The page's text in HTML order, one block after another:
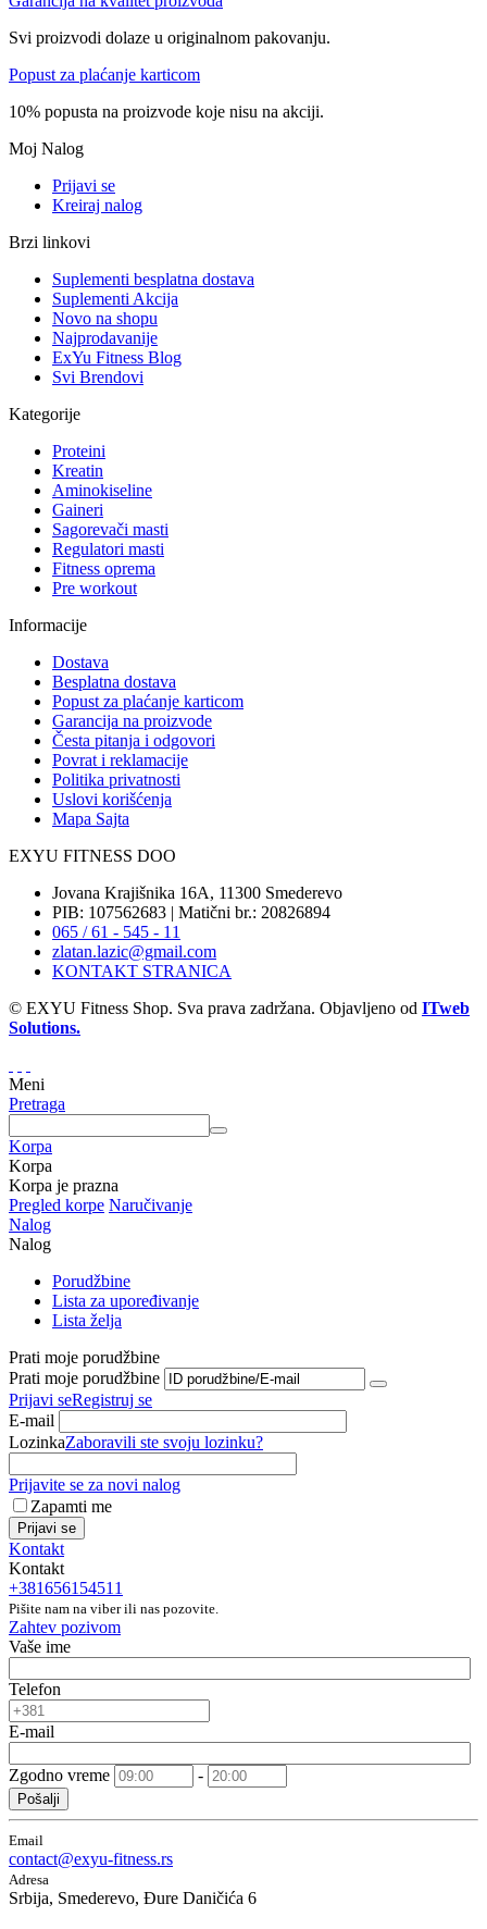
Svi proizvodi dolaze u originalnom pakovanju.
Popust za plaćanje karticom
10% popusta na proizvode koje nisu na akciji.
Moj Nalog
Prijavi se
Kreiraj nalog
Brzi linkovi
Suplementi besplatna dostava
Suplementi Akcija
Novo na shopu
Najprodavanije
ExYu Fitness Blog
Svi Brendovi
Kategorije
Proteini
Kreatin
Aminokiseline
Gaineri
Sagorevači masti
Regulatori masti
Fitness oprema
Pre workout
Informacije
Dostava
Besplatna dostava
Popust za plaćanje karticom
Garancija na proizvode
Česta pitanja i odgovori
Povrat i reklamacije
Politika privatnosti
Uslovi korišćenja
Mapa Sajta
EXYU FITNESS DOO
Jovana Krajišnika 16A, 11300 Smederevo
PIB: 107562683 | Matični br.: 20826894
065 / 61 - 545 - 11
zlatan.lazic@gmail.com
KONTAKT STRANICA
© EXYU Fitness Shop. Sva prava zadržana. Objavljeno od ITweb
Solutions.
Meni
Pretraga
Korpa
Korpa
Korpa je prazna
Pregled korpe Naručivanje
Nalog
Nalog
Porudžbine
Lista za upoređivanje
Lista želja
Prati moje porudžbine
Prati moje porudžbine
Prijavi seRegistruj se
E-mail
LozinkaZaboravili ste svoju lozinku?
Prijavite se za novi nalog
Zapamti me
Prijavi se
Kontakt
Kontakt
+381656154511
Pišite nam na viber ili nas pozovite.
Zahtev pozivom
Vaše ime
Telefon
E-mail
Zgodno vreme -
Pošalji
Email
contact@exyu-fitness.rs
Adresa
Srbija, Smederevo, Đure Daničića 6